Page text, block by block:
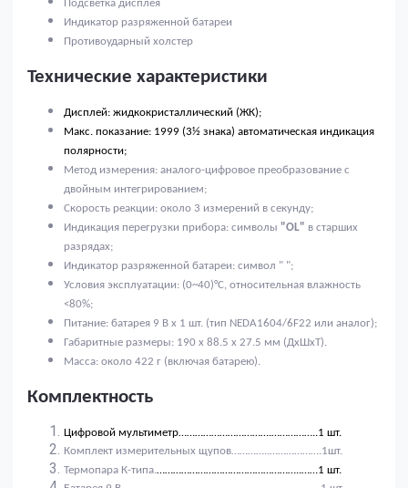
Подсветка дисплея
Индикатор разряженной батареи
Противоударный холстер
Технические характеристики
Дисплей: жидкокристаллический (ЖК);
Макс. показание: 1999 (3½ знака) автоматическая индикация
полярности;
Метод измерения: аналого-цифровое преобразование с
двойным интегрированием;
Скорость реакции: около 3 измерений в секунду;
Индикация перегрузки прибора: символы "OL" в старших
разрядах;
Индикатор разряженной батареи: символ " ";
Условия эксплуатации: (0~40)°C, относительная влажность
<80%;
Питание: батарея 9 В x 1 шт. (тип NEDA1604/6F22 или аналог);
Габаритные размеры: 190 x 88.5 x 27.5 мм (ДxШxT).
Масса: около 422 г (включая батарею).
Комплектность
Цифровой мультиметр…………………………….……………..1 шт.
Комплект измерительных щупов…………..……………….1шт.
Термопара К-типа.……………………………………………..……1 шт.